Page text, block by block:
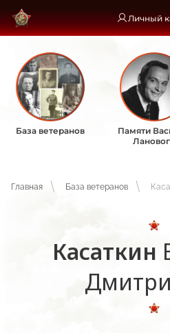
Личный
База ветеранов
Памяти
Главная База ветеранов
Касаткин